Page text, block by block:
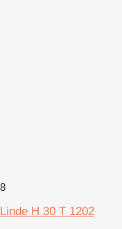
8
Linde H 30 T 1202